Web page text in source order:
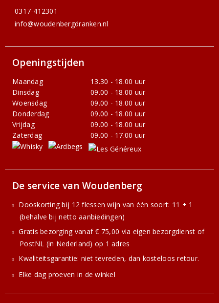
0317-412301
info@woudenbergdranken.nl
Openingstijden
Maandag
13.30 - 18.00 uur
Dinsdag
09.00 - 18.00 uur
Woensdag
09.00 - 18.00 uur
Donderdag
09.00 - 18.00 uur
Vrijdag
09.00 - 18.00 uur
Zaterdag
09.00 - 17.00 uur
De service van Woudenberg
Dooskorting bij 12 flessen wijn van één soort: 11 + 1
(behalve bij netto aanbiedingen)
Gratis bezorging vanaf € 75,00 via eigen bezorgdienst of
PostNL (in Nederland) op 1 adres
Kwaliteitsgarantie: niet tevreden, dan kosteloos retour.
Elke dag proeven in de winkel